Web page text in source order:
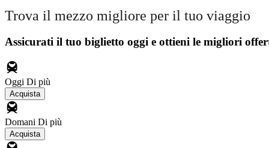
Trova il mezzo migliore per il tuo viaggio
Assicurati il ​​tuo biglietto oggi e ottieni le migliori
Oggi Di più
Acquista
Domani Di più
Acquista